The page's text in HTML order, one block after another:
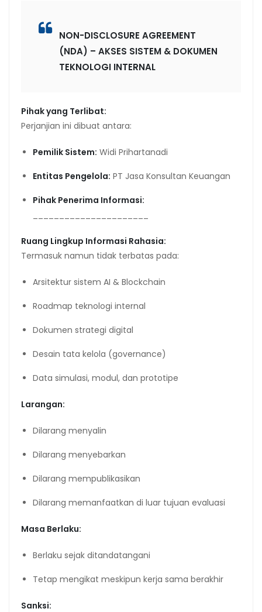
NON-DISCLOSURE AGREEMENT
(NDA) – AKSES SISTEM & DOKUMEN
TEKNOLOGI INTERNAL
Pihak yang Terlibat:
Perjanjian ini dibuat antara:
Pemilik Sistem: Widi Prihartanadi
Entitas Pengelola: PT Jasa Konsultan Keuangan
Pihak Penerima Informasi:
Ruang Lingkup Informasi Rahasia:
Termasuk namun tidak terbatas pada:
Arsitektur sistem AI & Blockchain
Roadmap teknologi internal
Dokumen strategi digital
Desain tata kelola (governance)
Data simulasi, modul, dan prototipe
Larangan:
Dilarang menyalin
Dilarang menyebarkan
Dilarang mempublikasikan
Dilarang memanfaatkan di luar tujuan evaluasi
Masa Berlaku:
Berlaku sejak ditandatangani
Tetap mengikat meskipun kerja sama berakhir
Sanksi: